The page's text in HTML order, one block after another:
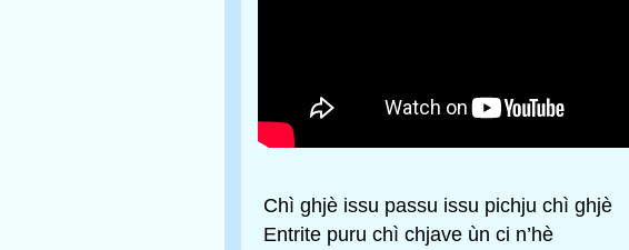
Chì ghjè issu passu issu pichju chì ghjè
Entrite puru chì chjave ùn ci n’hè